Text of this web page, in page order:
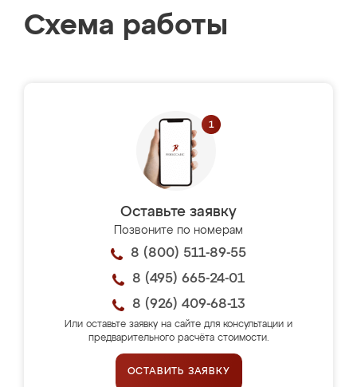
Схема работы
Оставьте заявку
Позвоните по номерам
8 (800) 511-89-55
8 (495) 665-24-01
8 (926) 409-68-13
Или оставьте заявку на сайте для консультации и
предварительного расчёта стоимости.
ОСТАВИТЬ ЗАЯВКУ